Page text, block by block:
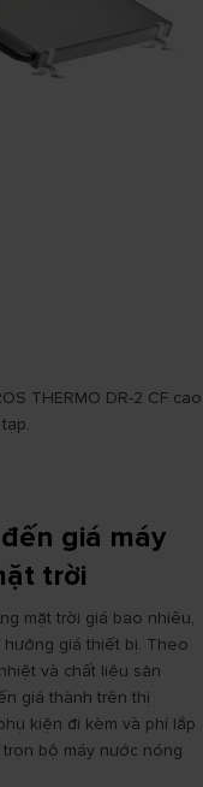
THERMO DR-2 CF cao
giá máy
trời
mặt trời giá bao nhiêu,
giá thiết bị. Theo
và chất liệu sản
giá thành trên thị
kiện đi kèm và phí lắp
bộ máy nước nóng